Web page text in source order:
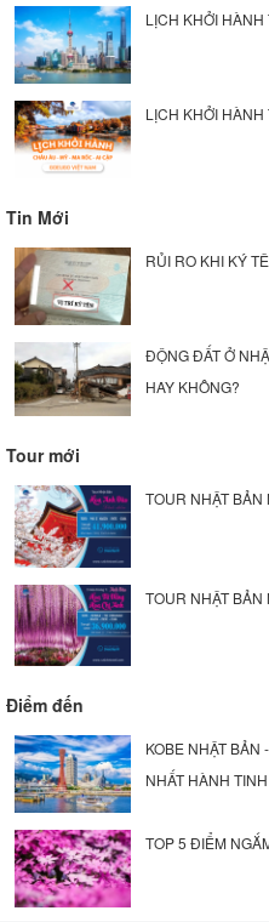
LỊCH KHỞI
LỊCH KHỞI
Tin Mới
RỦI RO KHI KÝ
ĐỘNG ĐẤT Ở
HAY KHÔNG?
Tour mới
TOUR NHẬT
TOUR NHẬT
Điểm đến
KOBE NHẬT BẢN
NHẤT HÀNH TINH
TOP 5 ĐIỂM